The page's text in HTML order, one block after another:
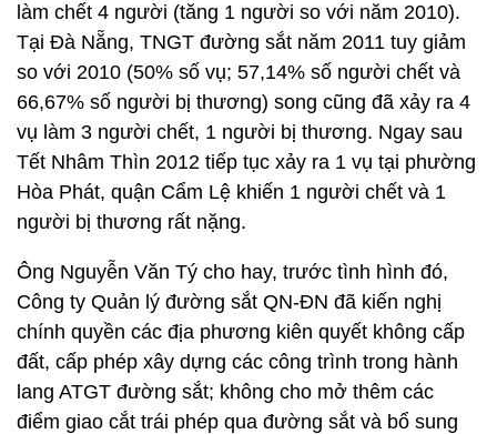
làm chết 4 người (tăng 1 người so với năm 2010).
Tại Đà Nẵng, TNGT đường sắt năm 2011 tuy giảm
so với 2010 (50% số vụ; 57,14% số người chết và
66,67% số người bị thương) song cũng đã xảy ra 4
vụ làm 3 người chết, 1 người bị thương. Ngay sau
Tết Nhâm Thìn 2012 tiếp tục xảy ra 1 vụ tại phường
Hòa Phát, quận Cẩm Lệ khiến 1 người chết và 1
người bị thương rất nặng.
Ông Nguyễn Văn Tý cho hay, trước tình hình đó,
Công ty Quản lý đường sắt QN-ĐN đã kiến nghị
chính quyền các địa phương kiên quyết không cấp
đất, cấp phép xây dựng các công trình trong hành
lang ATGT đường sắt; không cho mở thêm các
điểm giao cắt trái phép qua đường sắt và bổ sung